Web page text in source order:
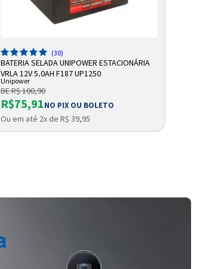
ADICIONAR A SACOLA
(30)
BATERIA SELADA UNIPOWER ESTACIONÁRIA
VRLA 12V 5,0AH F187 UP1250
Unipower
DE R$ 100,90
R$75,91NO PIX OU BOLETO
Ou em até 2x de R$ 39,95